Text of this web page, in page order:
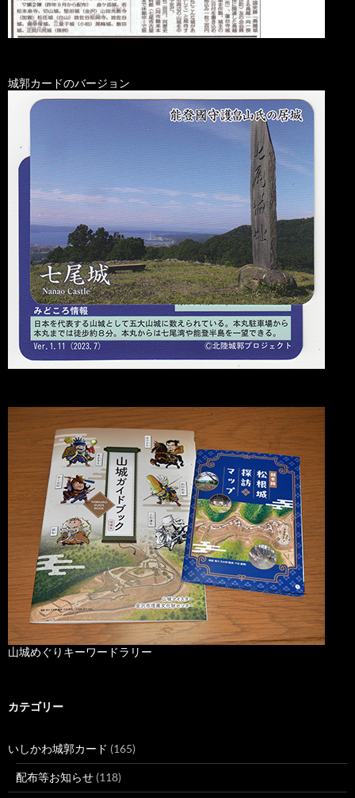
城郭カードのバージョン
山城めぐりキーワードラリー
カテゴリー
いしかわ城郭カード (165)
配布等お知らせ (118)